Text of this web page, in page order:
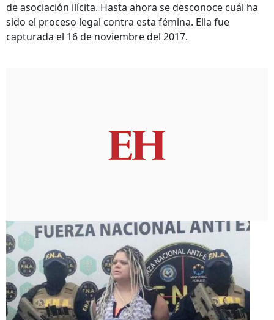
de asociación ilícita. Hasta ahora se desconoce cuál ha
sido el proceso legal contra esta fémina. Ella fue
capturada el 16 de noviembre del 2017.